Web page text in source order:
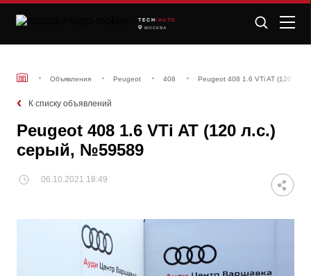
TECH /AUTO
МОСКВА
Объявления Peugeot 408 Peugeot 408 1.6 VTi AT (120
К списку объявлений
Peugeot 408 1.6 VTi AT (120 л.с.)
серый, №59589
06.10.2021 18:49